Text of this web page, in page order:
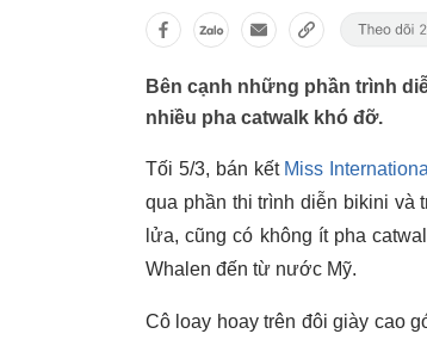
Bên cạnh những phần trình
nhiều pha catwalk khó đỡ.
Tối 5/3, bán kết Miss
qua phần thi trình diễn bikini và
lửa, cũng có không ít pha
Whalen đến từ nước Mỹ.
Cô loay hoay trên đôi giày cao